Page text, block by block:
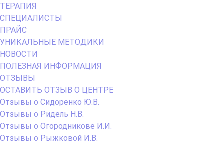
ТЕРАПИЯ
СПЕЦИАЛИСТЫ
ПРАЙС
УНИКАЛЬНЫЕ МЕТОДИКИ
НОВОСТИ
ПОЛЕЗНАЯ ИНФОРМАЦИЯ
ОТЗЫВЫ
ОСТАВИТЬ ОТЗЫВ О ЦЕНТРЕ
Отзывы о Сидоренко Ю.В.
Отзывы о Ридель Н.В.
Отзывы о Огородникове И.И.
Отзывы о Рыжковой И.В.